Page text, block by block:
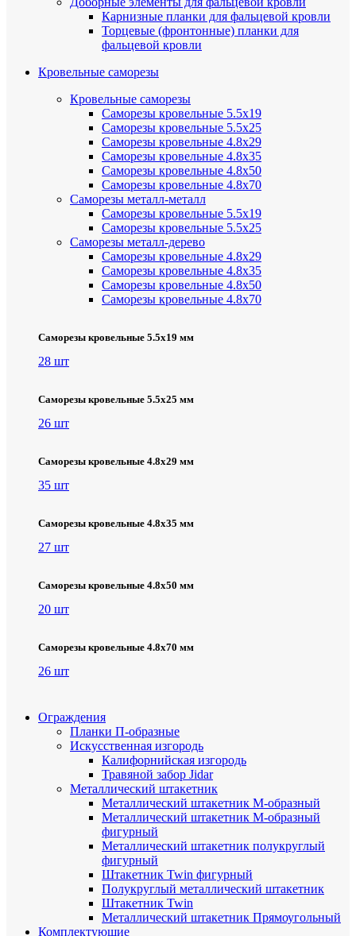
Карнизные планки для фальцевой кровли
Торцевые (фронтонные) планки для
фальцевой кровли
Кровельные саморезы
Кровельные саморезы
Саморезы кровельные 5.5х19
Саморезы кровельные 5.5х25
Саморезы кровельные 4.8х29
Саморезы кровельные 4.8х35
Саморезы кровельные 4.8х50
Саморезы кровельные 4.8х70
Саморезы металл-металл
Саморезы кровельные 5.5х19
Саморезы кровельные 5.5х25
Саморезы металл-дерево
Саморезы кровельные 4.8х29
Саморезы кровельные 4.8х35
Саморезы кровельные 4.8х50
Саморезы кровельные 4.8х70
Саморезы кровельные 5.5х19 мм
28 шт
Саморезы кровельные 5.5х25 мм
26 шт
Саморезы кровельные 4.8х29 мм
35 шт
Саморезы кровельные 4.8х35 мм
27 шт
Саморезы кровельные 4.8х50 мм
20 шт
Саморезы кровельные 4.8х70 мм
26 шт
Ограждения
Планки П-образные
Искусственная изгородь
Калифорнийская изгородь
Травяной забор Jidar
Металлический штакетник
Металлический штакетник М-образный
Металлический штакетник М-образный
фигурный
Металлический штакетник полукруглый
фигурный
Штакетник Twin фигурный
Полукруглый металлический штакетник
Штакетник Twin
Металлический штакетник Прямоугольный
Комплектующие